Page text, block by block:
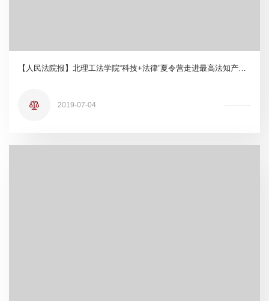
【人民法院报】北理工法学院“科技+法律”夏令营走进最高法知产法庭
2019-07-04